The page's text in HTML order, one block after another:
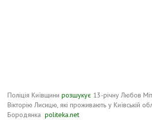
Поліція Київщини розшукує 13-річну Любов
Вікторію Лисицю, які проживають у Київській
Бородянка politeka.net